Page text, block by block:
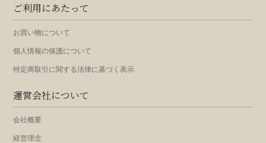
ご利用にあたって
お買い物について
個人情報の保護について
特定商取引に関する法律に基づく表示
運営会社について
会社概要
経営理念